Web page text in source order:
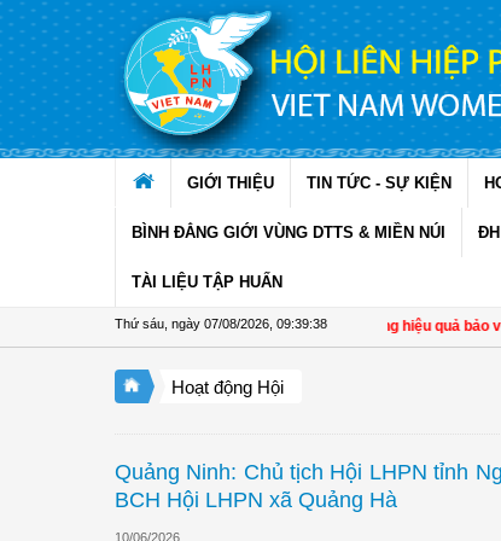
Truy cập nội dung luôn
GIỚI THIỆU TIN TỨC - SỰ KIỆN
BÌNH ĐẲNG GIỚI VÙNG DTTS & MIỀN NÚI
TÀI LIỆU TẬP HUẤN
Thứ sáu, ngày 07/08/2026 09:39:39
Đề án 938 nâng hiệu quả bảo vệ
Hoạt động Hội
Quảng Ninh: Chủ tịch Hội LHPN tỉnh
BCH Hội LHPN xã Quảng Hà
10/06/2026